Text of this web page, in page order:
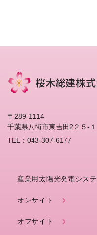
〒289-1114
千葉県八街市東吉田2２５-１
TEL：043-307-6177
産業用太陽光発電シス
オンサイト
オフサイト